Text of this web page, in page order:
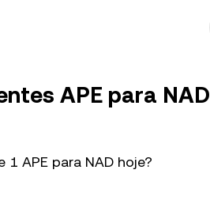
APE para NAD
APE para NAD hoje?